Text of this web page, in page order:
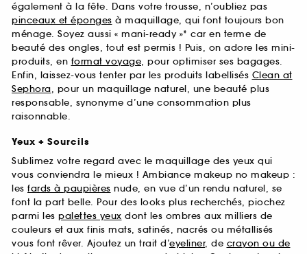
également à la fête. Dans votre trousse, n’oubliez pas
pinceaux et éponges à maquillage, qui font toujours bon
ménage. Soyez aussi « mani-ready »* car en terme de
beauté des ongles, tout est permis ! Puis, on adore les mini-
produits, en format voyage, pour optimiser ses bagages.
Enfin, laissez-vous tenter par les produits labellisés Clean at
Sephora, pour un maquillage naturel, une beauté plus
responsable, synonyme d’une consommation plus
raisonnable.
Yeux + Sourcils
Sublimez votre regard avec le maquillage des yeux qui
vous conviendra le mieux ! Ambiance makeup no makeup :
les fards à paupières nude, en vue d’un rendu naturel, se
font la part belle. Pour des looks plus recherchés, piochez
parmi les palettes yeux dont les ombres aux milliers de
couleurs et aux finis mats, satinés, nacrés ou métallisés
vous font rêver. Ajoutez un trait d’eyeliner, de crayon ou de